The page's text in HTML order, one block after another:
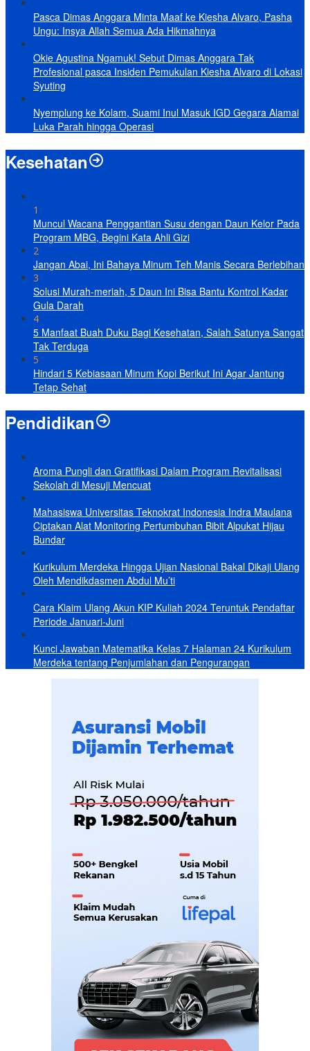
Pasca Dimas Anggara Minta Maaf ke Kiesha Alvaro, Pasha
Ungu: Insya Allah Semua Ada Hikmahnya
Okie Agustina Ngamuk! Sebut Dimas Anggara Tak
Profesional pasca Insiden Pemukulan Kiesha Alvaro di Lokasi
Syuting
Nyemplung ke Kolam, Suami Inul Masuk IGD Gegara Alamai
Luka Parah hingga Operasi
Kesehatan
1
Muncul Wacana Penggantian Susu dengan Daun Kelor Pada
Program MBG, Begini Kata Ahli Gizi
2
Jangan Abai, Ini Bahaya Minum Teh Manis Secara Berlebihan
3
Solusi Murah-meriah, 5 Daun Ini Bisa Bantu Kontrol Kadar
Gula Darah
4
5 Manfaat Buah Duku Bagi Kesehatan, Salah Satunya Sangat
Tak Terduga
5
Hindari 5 Kebiasaan Minum Kopi Berikut Ini Agar Jantung
Tetap Sehat
Pendidikan
Aroma Pungli dan Gratifikasi Dalam Program Revitalisasi
Sekolah di Mesuji Mencuat
Mahasiswa Universitas Teknokrat Indonesia Indra Maulana
Ciptakan Alat Monitoring Pertumbuhan Bibit Alpukat Hijau
Bundar
Kurikulum Merdeka Hingga Ujian Nasional Bakal Dikaji Ulang
Oleh Mendikdasmen Abdul Mu’ti
Cara Klaim Ulang Akun KIP Kuliah 2024 Teruntuk Pendaftar
Periode Januari-Juni
Kunci Jawaban Matematika Kelas 7 Halaman 24 Kurikulum
Merdeka tentang Penjumlahan dan Pengurangan